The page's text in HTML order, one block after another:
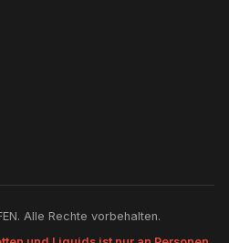
Alle Rechte vorbehalten.